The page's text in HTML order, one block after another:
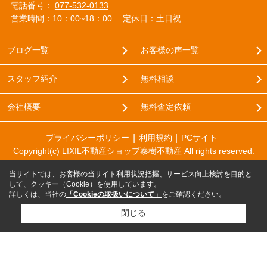
電話番号： 077-532-0133
営業時間：10：00~18：00
定休日：土日祝
ブログ一覧
スタッフ紹介
会社概要
お客様の声一覧
無料相談
無料査定依頼
プライバシーポリシー 利用規約
PCサイト
Copyright(c) LIXIL不動産ショップ泰樹不動産 All rights reserved.
当サイトでは、お客様の当サイト利用状況把握、サービス向上検討を目的と
して、クッキー（Cookie）を使用しています。
詳しくは、当社の 「Cookieの取扱いについて」 をご確認ください。
閉じる